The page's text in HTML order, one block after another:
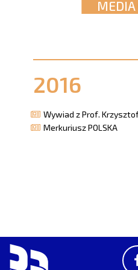
MEDIA
2016
Wywiad z Prof.
Merkuriusz POLSKA